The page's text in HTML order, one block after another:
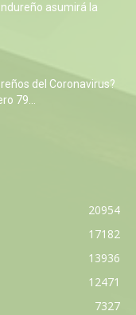
asumirá la
del Coronavirus?
79...
20954
17182
13936
12471
7327